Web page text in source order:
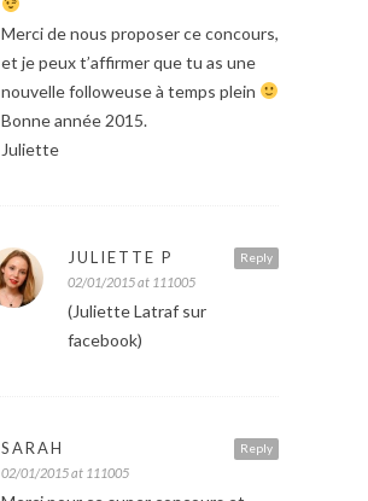
Merci de nous proposer ce concours,
et je peux t’affirmer que tu as une
nouvelle followeuse à temps plein
Bonne année 2015.
Juliette
Reply
JULIETTE P
02/01/2015 at 111005
(Juliette Latraf sur
facebook)
Reply
SARAH
02/01/2015 at 111005